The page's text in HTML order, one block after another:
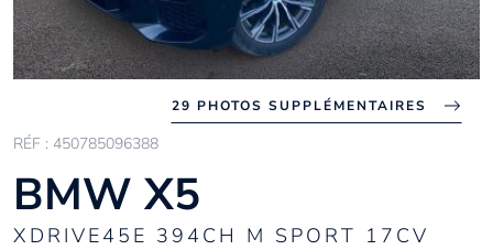
29 PHOTOS SUPPLÉMENTAIRES
RÉF : 450785096388
BMW X5
XDRIVE45E 394CH M SPORT 17CV